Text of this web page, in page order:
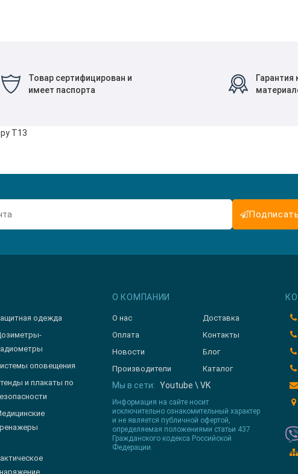
Товар сертифицирован и
имеет паспорта
Гарантия
Т13
одежда
оповещения
и плакаты по
О КОМПАНИИ
О нас
Доставка
Оплата
Контакты
Новости
Блог
Производители
Каталог
Мы в сети: Youtube \VK
Информация на сайте носит
исключительно ознакомительный характер
и не является публичной офертой,
определяемая положениями статьи 437
Гражданского кодекса Российской
Федерации.